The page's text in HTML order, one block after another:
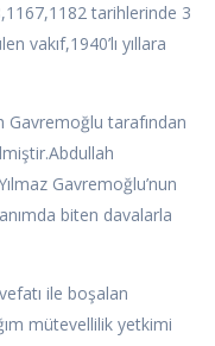
tarihlerinde 3
vakıf,1940’lı yıllara
Gavremoğlu tarafından
Gavremoğlu’nun
biten davalarla
ile boşalan
mütevellilik yetkimi